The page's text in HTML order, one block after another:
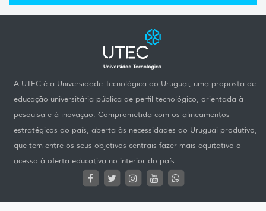
A UTEC é a Universidade Tecnológica do Uruguai, uma proposta de
educação universitária pública de perfil tecnológico, orientada à
pesquisa e à inovação. Comprometida com os alineamentos
estratégicos do país, aberta às necessidades do Uruguai produtivo,
que tem entre os seus objetivos centrais fazer mais equitativo o
acesso à oferta educativa no interior do país.